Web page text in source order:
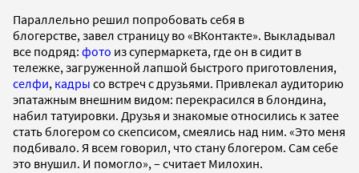
Параллельно решил попробовать себя в
блогерстве, завел страницу во «ВКонтакте». Выкладывал
все подряд: фото из супермаркета, где он в сидит в
тележке, загруженной лапшой быстрого приготовления,
селфи, кадры со встреч с друзьями. Привлекал аудиторию
эпатажным внешним видом: перекрасился в блондина,
набил татуировки. Друзья и знакомые относились к затее
стать блогером со скепсисом, смеялись над ним. «Это меня
подбивало. Я всем говорил, что стану блогером. Сам себе
это внушил. И помогло», – считает Милохин.